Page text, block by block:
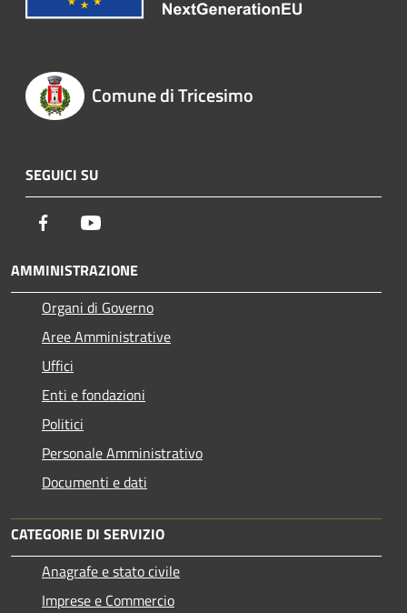
Comune di Tricesimo
SEGUICI SU
Facebook
AMMINISTRAZIONE
Organi di Governo
Aree Amministrative
Uffici
Enti e fondazioni
Politici
Personale Amministrativo
Documenti e dati
CATEGORIE DI SERVIZIO
Anagrafe e stato civile
Imprese e Commercio